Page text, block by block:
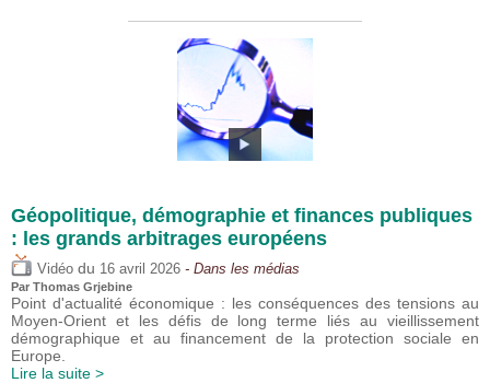
Géopolitique, démographie et finances publiques
: les grands arbitrages européens
Vidéo du 16 avril 2026 - Dans les médias
Par Thomas Grjebine
Point d'actualité économique : les conséquences des tensions au
Moyen-Orient et les défis de long terme liés au vieillissement
démographique et au financement de la protection sociale en
Europe.
Lire la suite >